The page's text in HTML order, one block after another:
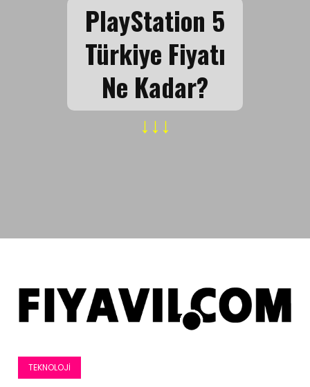
PlayStation 5
Türkiye Fiyatı
Ne Kadar?
↓↓↓
TEKNOLOJI